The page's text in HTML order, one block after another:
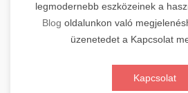
legmodernebb eszközeinek a
Blog oldalunkon való
üzenetedet a Kapcsolat
Kapcsolat